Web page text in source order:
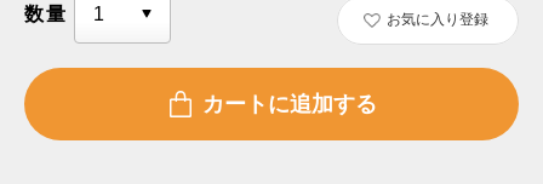
数量 お気に入り登録